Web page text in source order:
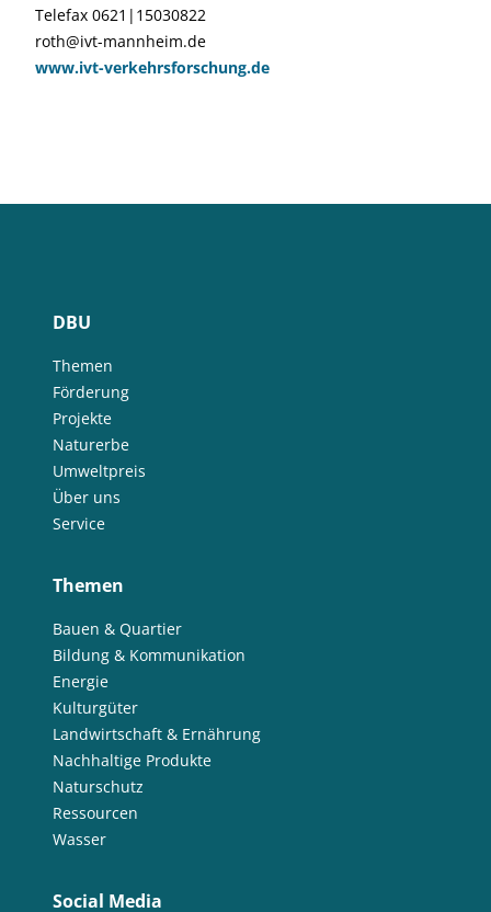
Telefax 0621|15030822
roth@ivt-mannheim.de
www.ivt-verkehrsforschung.de
DBU
Themen
Förderung
Projekte
Naturerbe
Umweltpreis
Über uns
Service
Themen
Bauen & Quartier
Bildung & Kommunikation
Energie
Kulturgüter
Landwirtschaft & Ernährung
Nachhaltige Produkte
Naturschutz
Ressourcen
Wasser
Social Media